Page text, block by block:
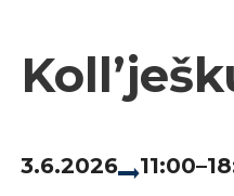
3.6.2026